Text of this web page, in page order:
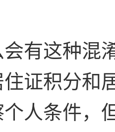
有这种混
证积分和
人条件，